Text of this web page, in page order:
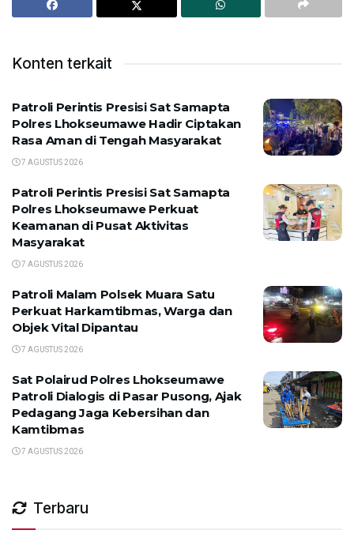
Konten terkait
Patroli Perintis Presisi Sat Samapta
Polres Lhokseumawe Hadir Ciptakan
Rasa Aman di Tengah Masyarakat
7 AGUSTUS 2026
Patroli Perintis Presisi Sat Samapta
Polres Lhokseumawe Perkuat
Keamanan di Pusat Aktivitas
Masyarakat
7 AGUSTUS 2026
Patroli Malam Polsek Muara Satu
Perkuat Harkamtibmas, Warga dan
Objek Vital Dipantau
7 AGUSTUS 2026
Sat Polairud Polres Lhokseumawe
Patroli Dialogis di Pasar Pusong, Ajak
Pedagang Jaga Kebersihan dan
Kamtibmas
7 AGUSTUS 2026
Terbaru